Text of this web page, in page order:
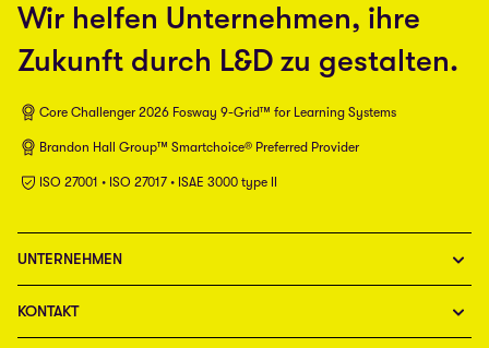
Wir helfen Unternehmen, ihre
Zukunft durch L&D zu gestalten.
Core Challenger 2026 Fosway 9-Grid™ for Learning Systems
Brandon Hall Group™ Smartchoice® Preferred Provider
ISO 27001 • ISO 27017 • ISAE 3000 type II
UNTERNEHMEN
KONTAKT